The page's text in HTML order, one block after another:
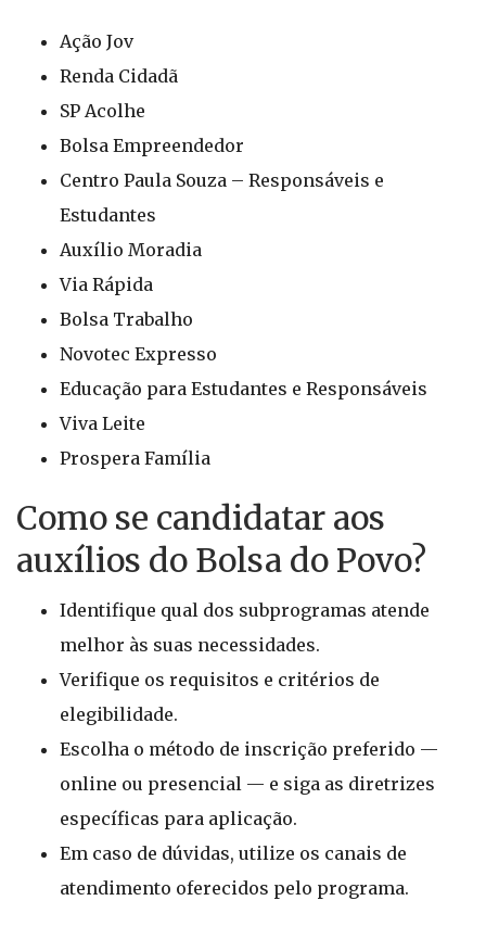
Ação Jov
Renda Cidadã
SP Acolhe
Bolsa Empreendedor
Centro Paula Souza – Responsáveis e
Estudantes
Auxílio Moradia
Via Rápida
Bolsa Trabalho
Novotec Expresso
Educação para Estudantes e Responsáveis
Viva Leite
Prospera Família
Como se candidatar aos
auxílios do Bolsa do Povo?
Identifique qual dos subprogramas atende
melhor às suas necessidades.
Verifique os requisitos e critérios de
elegibilidade.
Escolha o método de inscrição preferido —
online ou presencial — e siga as diretrizes
específicas para aplicação.
Em caso de dúvidas, utilize os canais de
atendimento oferecidos pelo programa.